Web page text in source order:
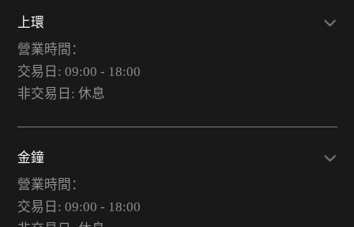
上環
營業時間：
交易日: 09:00 - 18:00
非交易日: 休息
金鐘
營業時間：
交易日: 09:00 - 18:00